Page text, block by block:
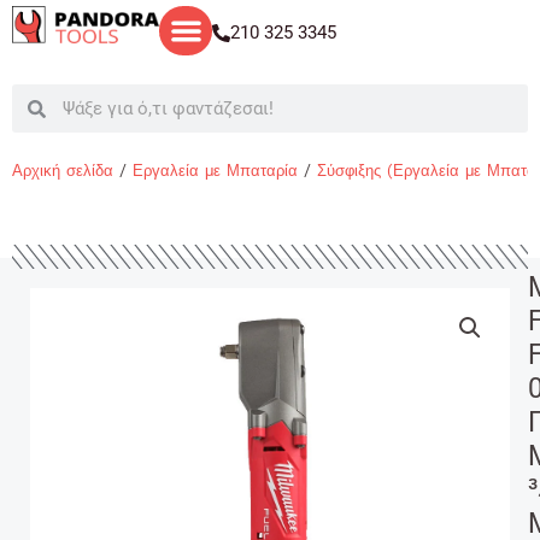
Μετάβαση
στο
210 325 3345
SearchSearch
Αρχική σελίδα / Εργαλεία με Μπαταρία / Σύσφιξης (Εργαλεία με